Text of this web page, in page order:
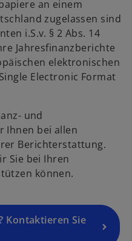
an einem
zugelassen sind
i.S.v. § 2 Abs. 14
Jahresfinanzberichte
elektronischen
Electronic Format
und
Ihnen bei allen
Berichterstattung.
Sie bei Ihren
können.
Kontaktieren Sie
i
e
i
n
e